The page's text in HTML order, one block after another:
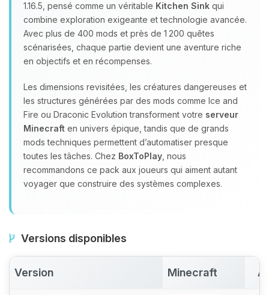
1.16.5, pensé comme un véritable Kitchen Sink qui
combine exploration exigeante et technologie avancée.
Avec plus de 400 mods et près de 1 200 quêtes
scénarisées, chaque partie devient une aventure riche
en objectifs et en récompenses.
Les dimensions revisitées, les créatures dangereuses et
les structures générées par des mods comme Ice and
Fire ou Draconic Evolution transforment votre serveur
Minecraft en univers épique, tandis que de grands
mods techniques permettent d’automatiser presque
toutes les tâches. Chez BoxToPlay , nous
recommandons ce pack aux joueurs qui aiment autant
voyager que construire des systèmes complexes.
Versions disponibles
Version Minecraft